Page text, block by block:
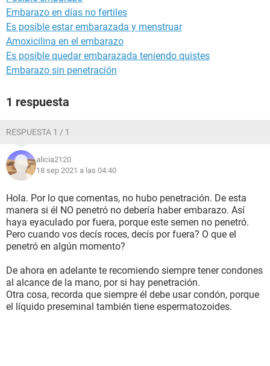
Embarazo en días no fertiles
Es posible estar embarazada y menstruar
Amoxicilina en el embarazo
Es posible quedar embarazada teniendo quistes
Embarazo sin penetración
1 respuesta
RESPUESTA 1 / 1
alicia2120
18 sep 2021 a las 04:40
Hola. Por lo que comentas, no hubo penetración. De esta
manera si él NO penetró no debería haber embarazo. Así
haya eyaculado por fuera, porque este semen no penetró.
Pero cuando vos decís roces, decís por fuera? O que el
penetró en algún momento?
De ahora en adelante te recomiendo siempre tener condones
al alcance de la mano, por si hay penetración.
Otra cosa, recorda que siempre él debe usar condón, porque
el líquido preseminal también tiene espermatozoides.